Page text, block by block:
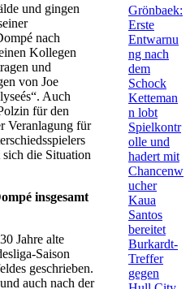
und gingen
nach
Kollegen
und
von Joe
Auch
für den
Veranlagung für
sich die Situation
insgesamt
Jahre alte
Saison
geschrieben.
auch nach der
Grönbaek:
Erste
Entwarnu
ng nach
dem
Schock
Ketteman
n lobt
Spielkontr
olle und
hadert mit
Chancenw
ucher
Kaua
Santos
bereitet
Burkardt-
Treffer
gegen